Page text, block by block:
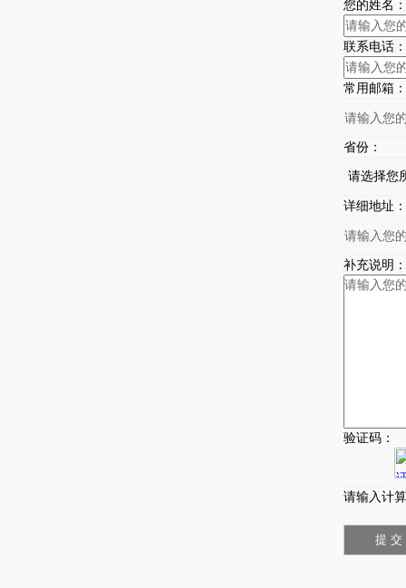
您的姓名：
联系电话：
常用邮箱：
省份：
详细地址：
补充说明：
验证码：
请输入计